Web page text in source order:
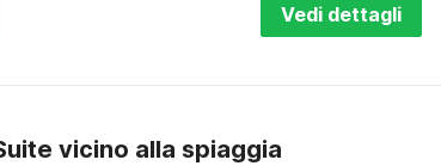
Vedi dettagli
vicino alla spiaggia